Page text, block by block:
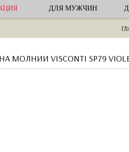
ДЛЯ МУЖЧИН
VISCONTI SP79